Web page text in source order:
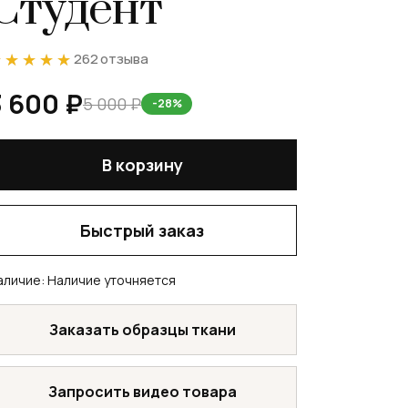
262 отзыва
600 ₽5 000 ₽ -28%
В корзину
Быстрый заказ
Наличие уточняется
Заказать образцы ткани
Запросить видео товара